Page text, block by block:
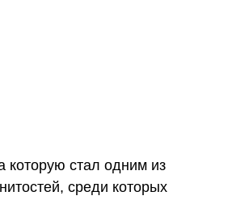
которую стал одним из
среди которых